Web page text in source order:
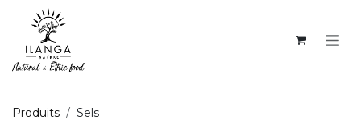
Produits Sels